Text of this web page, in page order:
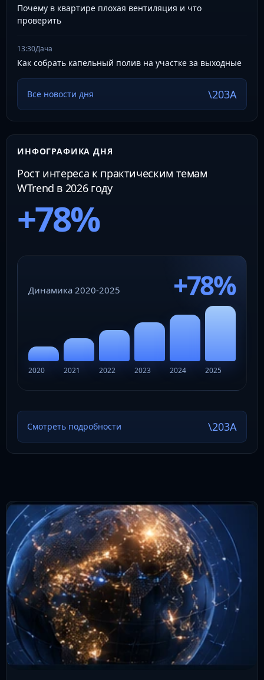
Почему в квартире плохая вентиляция и что
проверить
13:30Дача
Как собрать капельный полив на участке за выходные
Все новости дня
ИНФОГРАФИКА ДНЯ
Рост интереса к практическим темам
WTrend в 2026 году
+78%
Динамика 2020-2025 +78%
2020 2021 2022 2023 2024 2025
Смотреть подробности